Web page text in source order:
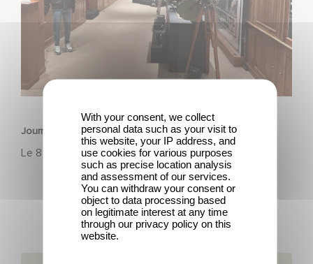
Journées Européennes du Patrimoine 2025
Le 8 septembre 2025
With your consent, we collect
personal data such as your visit to
this website, your IP address, and
use cookies for various purposes
such as precise location analysis
and assessment of our services.
You can withdraw your consent or
object to data processing based
on legitimate interest at any time
through our privacy policy on this
website.